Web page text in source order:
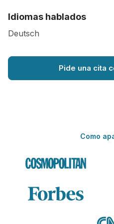
Idiomas hablados
Deutsch
Pide una cita
Como